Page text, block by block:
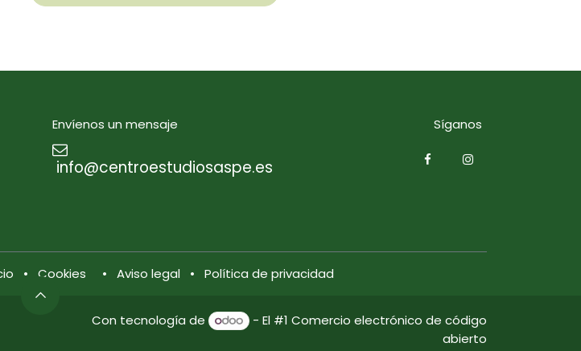
Envíenos un mensaje
info@centroestudiosaspe.es
Síganos
• Cookies • Aviso legal • Política de privacidad
Con tecnología de - El #1 Comercio electrónico de código
abierto